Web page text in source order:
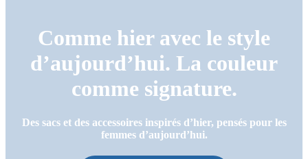
Comme hier avec le style
d’aujourd’hui. La couleur
comme signature.
Des sacs et des accessoires inspirés d’hier, pensés pour les
femmes d’aujourd’hui.